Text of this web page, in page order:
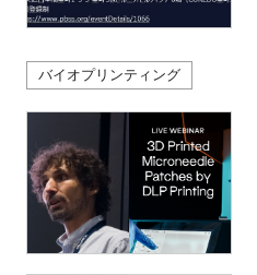
バイオプリンティング